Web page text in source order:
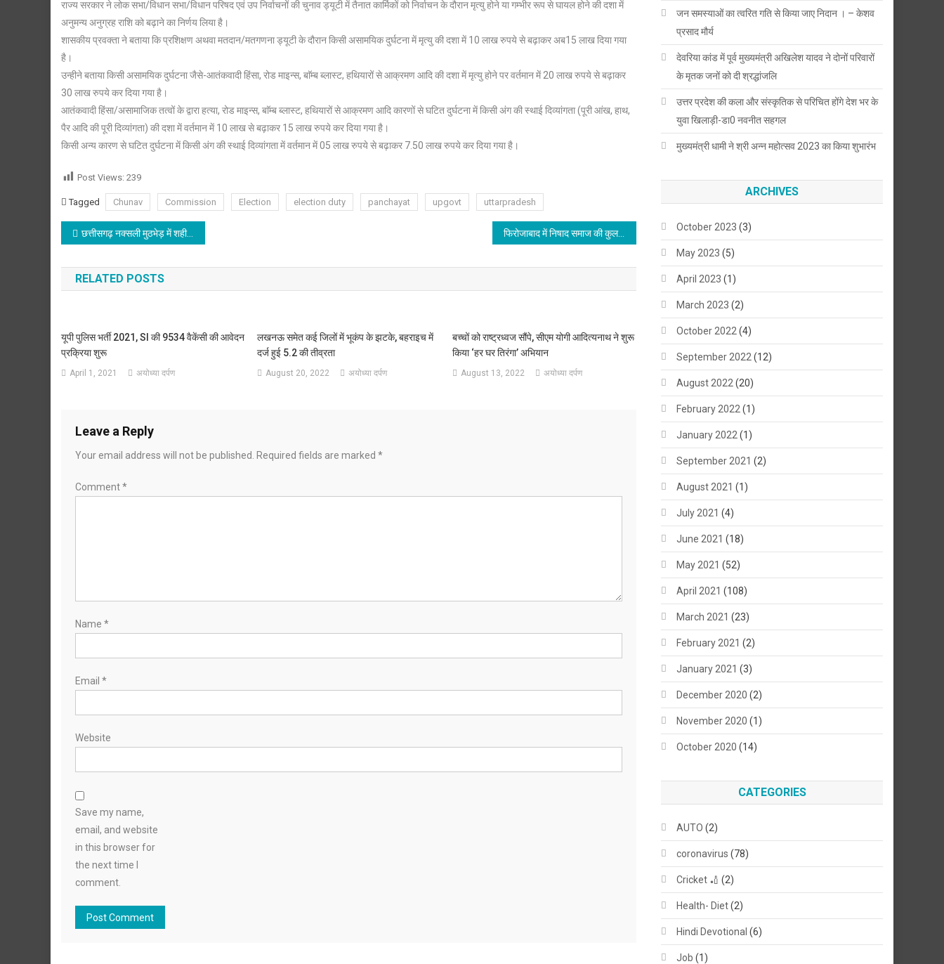
ने
ड्यूटी
कार्मिकों
राज्य सरकार ने लोक सभा/विधान सभा/विधान परिषद एवं उप निर्वाचनों की चुनाव ड्यूटी में तैनात कार्मिकों को निर्वाचन के दौरान मृत्यु होने या गम्भीर रूप से घायल होने की दशा में
अनुमन्य अनुग्रह राशि को बढ़ाने का निर्णय लिया है।
शासकीय प्रवक्ता ने बताया कि प्रशिक्षण अथवा मतदान/मतगणना ड्यूटी के दौरान किसी असामयिक दुर्घटना में मृत्यु की दशा में 10 लाख रुपये से बढ़ाकर अब15 लाख दिया गया
है।
उन्हीने बताया किसी असामयिक दुर्घटना जैसे-आतंकवादी हिंसा, रोड माइन्स, बाॅम्ब ब्लास्ट, हथियारों से आक्रमण आदि की दशा में मृत्यु होने पर वर्तमान में 20 लाख रुपये से बढ़ाकर
30 लाख रुपये कर दिया गया है।
आतंकवादी हिंसा/असामाजिक तत्वों के द्वारा हत्या, रोड माइन्स, बाॅम्ब ब्लास्ट, हथियारों से आक्रमण आदि कारणों से घटित दुर्घटना में किसी अंग की स्थाई दिव्यांगता (पूरी आंख, हाथ,
पैर आदि की पूरी दिव्यांगता) की दशा में वर्तमान में 10 लाख से बढ़ाकर 15 लाख रुपये कर दिया गया है।
किसी अन्य कारण से घटित दुर्घटना में किसी अंग की स्थाई दिव्यांगता में वर्तमान में 05 लाख रुपये से बढ़ाकर 7.50 लाख रुपये कर दिया गया है।
Post Views: 239
Tagged Chunav Commission Election election duty panchayat upgovt uttarpradesh
Post
navigation
छत्तीसगढ़ नक्सली मुठभेड़ में शहीद वीर जवानों को श्रद्धांजलि,राष्ट्र वीर सपूतों का सदा ऋणी रहेगा -केशव प्रसाद मौर्य फिरोजाबाद में निषाद समाज की कुलदेवी का किया दर्शन,खुशहाली और समृद्धि की कामना-अखिलेश यादव
RELATED POSTS
यूपी पुलिस भर्ती 2021, SI की 9534 वैकेंसी की आवेदन
प्रक्रिया शुरू
April 1, 2021 अयोध्या दर्पण
लखनऊ समेत कई जिलों में भूकंप के झटके, बहराइच में
दर्ज हुई 5.2 की तीव्रता
August 20, 2022 अयोध्या दर्पण
बच्चों को राष्ट्रध्वज सौंपे, सीएम योगी आदित्यनाथ ने शुरू
किया ‘हर घर तिरंगा’ अभियान
August 13, 2022 अयोध्या दर्पण
Leave a Reply
Your email address will not be published. Required fields are marked *
Comment*
Name *
Email *
Website
Save my name,
email, and website
in this browser for
the next time I
comment.
जन समस्याओं का त्वरित गति से किया जाए निदान । – केशव
प्रसाद मौर्य
देवरिया कांड में पूर्व मुख्यमंत्री अखिलेश यादव ने दोनों परिवारों
के मृतक जनों को दी श्रद्धांजलि
उत्तर प्रदेश की कला और संस्कृतिक से परिचित होंगे देश भर के
युवा खिलाड़ी-डा0 नवनीत सहगल
मुख्यमंत्री धामी ने श्री अन्न महोत्सव 2023 का किया शुभारंभ
ARCHIVES
October 2023 (3)
May 2023 (5)
April 2023 (1)
March 2023 (2)
October 2022 (4)
September 2022 (12)
August 2022 (20)
February 2022 (1)
January 2022 (1)
September 2021 (2)
August 2021 (1)
July 2021 (4)
June 2021 (18)
May 2021 (52)
April 2021 (108)
March 2021 (23)
February 2021 (2)
January 2021 (3)
December 2020 (2)
November 2020 (1)
October 2020 (14)
CATEGORIES
AUTO (2)
coronavirus (78)
Cricket 🏏 (2)
Health- Diet(2)
Hindi Devotional (6)
Job (1)